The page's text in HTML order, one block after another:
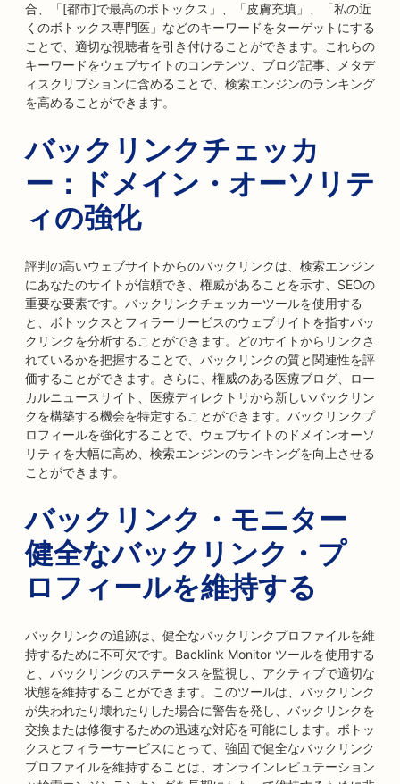
合、「[都市]で最高のボトックス」、「皮膚充填」、「私の近
くのボトックス専門医」などのキーワードをターゲットにする
ことで、適切な視聴者を引き付けることができます。これらの
キーワードをウェブサイトのコンテンツ、ブログ記事、メタデ
ィスクリプションに含めることで、検索エンジンのランキング
を高めることができます。
バックリンクチェッカ
ー：ドメイン・オーソリテ
ィの強化
評判の高いウェブサイトからのバックリンクは、検索エンジン
にあなたのサイトが信頼でき、権威があることを示す、SEOの
重要な要素です。バックリンクチェッカーツールを使用する
と、ボトックスとフィラーサービスのウェブサイトを指すバッ
クリンクを分析することができます。どのサイトからリンクさ
れているかを把握することで、バックリンクの質と関連性を評
価することができます。さらに、権威のある医療ブログ、ロー
カルニュースサイト、医療ディレクトリから新しいバックリン
クを構築する機会を特定することができます。バックリンクプ
ロフィールを強化することで、ウェブサイトのドメインオーソ
リティを大幅に高め、検索エンジンのランキングを向上させる
ことができます。
バックリンク・モニター
健全なバックリンク・プ
ロフィールを維持する
バックリンクの追跡は、健全なバックリンクプロファイルを維
持するために不可欠です。Backlink Monitor ツールを使用する
と、バックリンクのステータスを監視し、アクティブで適切な
状態を維持することができます。このツールは、バックリンク
が失われたり壊れたりした場合に警告を発し、バックリンクを
交換または修復するための迅速な対応を可能にします。ボトッ
クスとフィラーサービスにとって、強固で健全なバックリンク
プロファイルを維持することは、オンラインレピュテーション